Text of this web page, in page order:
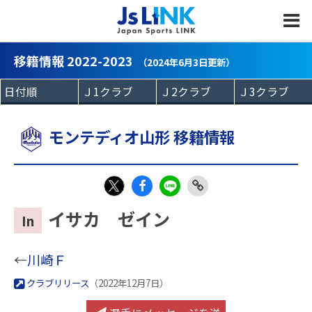
移籍情報 2022-2023 （2024年6月3日更新）
モンテディオ山形 移籍情報
Fac
eb
E
In イサカ ゼイン
←川崎Ｆ
クラブリリース （2022年12月7日）